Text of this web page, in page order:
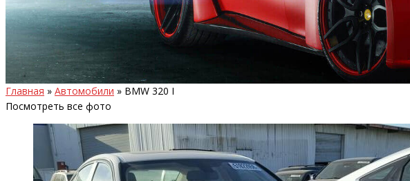
Главная » Автомобили » BMW 320 I
Посмотреть все фото